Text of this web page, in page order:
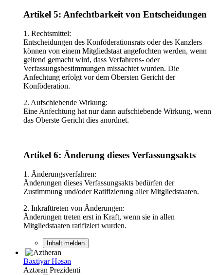
Artikel 5: Anfechtbarkeit von Entscheidungen
1. Rechtsmittel:
Entscheidungen des Konföderationsrats oder des Kanzlers
können von einem Mitgliedstaat angefochten werden, wenn
geltend gemacht wird, dass Verfahrens- oder
Verfassungsbestimmungen missachtet wurden. Die
Anfechtung erfolgt vor dem Obersten Gericht der
Konföderation.
2. Aufschiebende Wirkung:
Eine Anfechtung hat nur dann aufschiebende Wirkung, wenn
das Oberste Gericht dies anordnet.
Artikel 6: Änderung dieses Verfassungsakts
1. Änderungsverfahren:
Änderungen dieses Verfassungsakts bedürfen der
Zustimmung und/oder Ratifizierung aller Mitgliedstaaten.
2. Inkrafttreten von Änderungen:
Änderungen treten erst in Kraft, wenn sie in allen
Mitgliedstaaten ratifiziert wurden.
Inhalt melden
Bəxtiyar Həsən
Aztəran Prezidenti